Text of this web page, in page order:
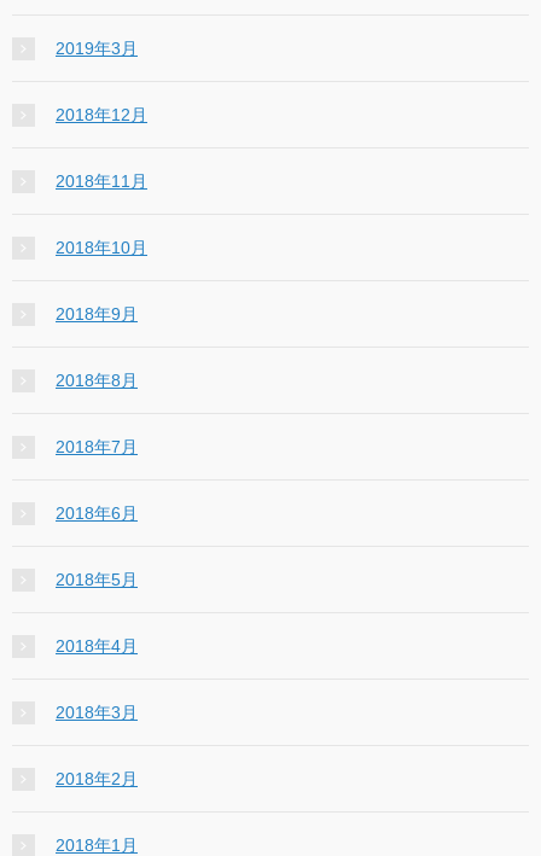
2019年3月
2018年12月
2018年11月
2018年10月
2018年9月
2018年8月
2018年7月
2018年6月
2018年5月
2018年4月
2018年3月
2018年2月
2018年1月